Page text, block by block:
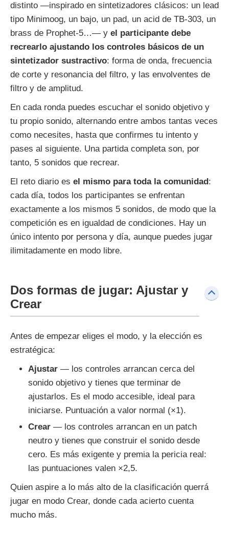
distinto —inspirado en sintetizadores clásicos: un lead
tipo Minimoog, un bajo, un pad, un acid de TB-303, un
brass de Prophet-5…— y el participante debe
recrearlo ajustando los controles básicos de un
sintetizador sustractivo: forma de onda, frecuencia
de corte y resonancia del filtro, y las envolventes de
filtro y de amplitud.
En cada ronda puedes escuchar el sonido objetivo y
tu propio sonido, alternando entre ambos tantas veces
como necesites, hasta que confirmes tu intento y
pases al siguiente. Una partida completa son, por
tanto, 5 sonidos que recrear.
El reto diario es el mismo para toda la comunidad :
cada día, todos los participantes se enfrentan
exactamente a los mismos 5 sonidos, de modo que la
competición es en igualdad de condiciones. Hay un
único intento por persona y día, aunque puedes jugar
ilimitadamente en modo libre.
Dos formas de jugar: Ajustar y
Crear
Antes de empezar eliges el modo, y la elección es
estratégica:
Ajustar — los controles arrancan cerca del
sonido objetivo y tienes que terminar de
ajustarlos. Es el modo accesible, ideal para
iniciarse. Puntuación a valor normal (×1).
Crear — los controles arrancan en un patch
neutro y tienes que construir el sonido desde
cero. Es más exigente y premia la pericia real:
las puntuaciones valen ×2,5.
Quien aspire a lo más alto de la clasificación querrá
jugar en modo Crear, donde cada acierto cuenta
mucho más.